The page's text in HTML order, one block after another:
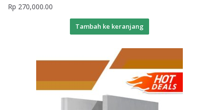
Rp 270,000.00
Tambah ke keranjang